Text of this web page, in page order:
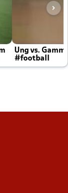
Ung vs.
#football